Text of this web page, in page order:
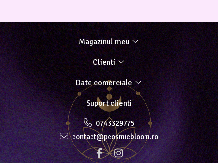
Magazinul meu
Clienti
Date comerciale
Suport clienti
0743329775
contact@pcosmicbloom.ro